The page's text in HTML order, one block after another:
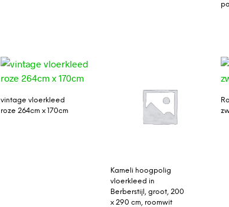
vintage vloerkleed
roze 264cm x 170cm
Kameli hoogpolig
vloerkleed in
Berberstijl, groot, 200
x 290 cm, roomwit